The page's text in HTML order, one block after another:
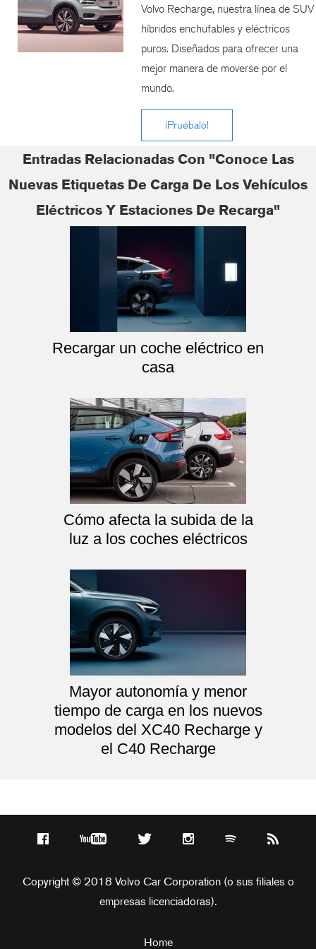
Volvo Recharge, nuestra línea de SUV
híbridos enchufables y eléctricos
puros. Diseñados para ofrecer una
mejor manera de moverse por el
mundo.
¡Pruébalo!
Entradas Relacionadas Con "Conoce Las
Nuevas Etiquetas De Carga De Los Vehículos
Eléctricos Y Estaciones De Recarga"
Recargar un coche eléctrico en
casa
Cómo afecta la subida de la
luz a los coches eléctricos
Mayor autonomía y menor
tiempo de carga en los nuevos
modelos del XC40 Recharge y
el C40 Recharge
Copyright © 2018 Volvo Car Corporation (o sus filiales o
empresas licenciadoras).
Home